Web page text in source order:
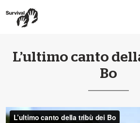
L’ultimo canto
Bo